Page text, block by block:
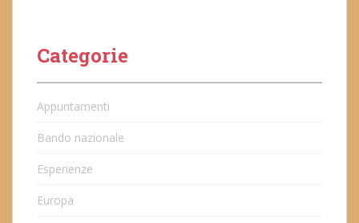
Categorie
Appuntamenti
Bando nazionale
Esperienze
Europa